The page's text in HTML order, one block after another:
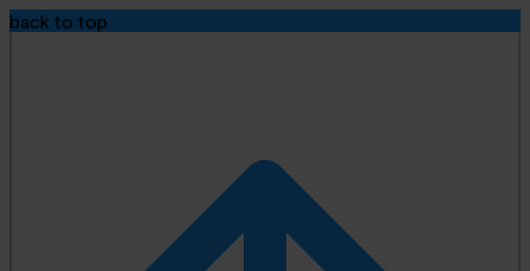
back to top